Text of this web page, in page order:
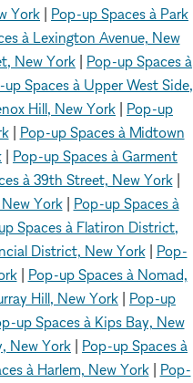
York
Pop-up Spaces à Park
à Lexington Avenue, New
New York
Pop-up Spaces à
up Spaces à Upper West Side,
Hill, New York
Pop-up
| Pop-up Spaces à Midtown
Pop-up Spaces à Garment
à 39th Street, New York|
York| Pop-up Spaces à
Spaces à Flatiron District,
District, New York| Pop-
| Pop-up Spaces à Nomad,
Hill, New York
Pop-up
up Spaces à Kips Bay, New
New York
Pop-up Spaces à
à Harlem, New York| Pop-